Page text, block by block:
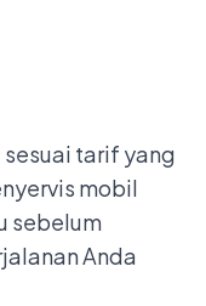
sesuai tarif yang
mobil
sebelum
Anda